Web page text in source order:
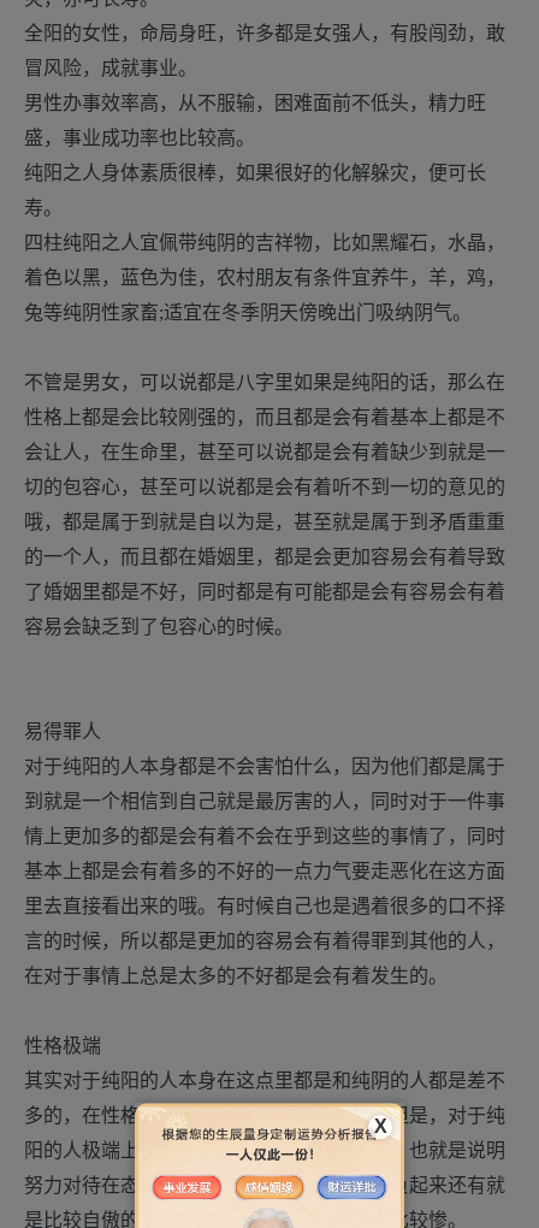
全阳的女性，命局身旺，许多都是女强人，有股闯劲，敢
冒风险，成就事业。
男性办事效率高，从不服输，困难面前不低头，精力旺
盛，事业成功率也比较高。
纯阳之人身体素质很棒，如果很好的化解躲灾，便可长
寿。
四柱纯阳之人宜佩带纯阴的吉祥物，比如黑耀石，水晶，
着色以黑，蓝色为佳，农村朋友有条件宜养牛，羊，鸡，
兔等纯阴性家畜;适宜在冬季阴天傍晚出门吸纳阴气。
不管是男女，可以说都是八字里如果是纯阳的话，那么在
性格上都是会比较刚强的，而且都是会有着基本上都是不
会让人，在生命里，甚至可以说都是会有着缺少到就是一
切的包容心，甚至可以说都是会有着听不到一切的意见的
哦，都是属于到就是自以为是，甚至就是属于到矛盾重重
的一个人，而且都在婚姻里，都是会更加容易会有着导致
了婚姻里都是不好，同时都是有可能都是会有容易会有着
容易会缺乏到了包容心的时候。
易得罪人
对于纯阳的人本身都是不会害怕什么，因为他们都是属于
到就是一个相信到自己就是最厉害的人，同时对于一件事
情上更加多的都是会有着不会在乎到这些的事情了，同时
基本上都是会有着多的不好的一点力气要走恶化在这方面
里去直接看出来的哦。有时候自己也是遇着很多的口不择
言的时候，所以都是更加的容易会有着得罪到其他的人，
在对于事情上总是太多的不好都是会有着发生的。
性格极端
其实对于纯阳的人本身在这点里都是和纯阴的人都是差不
多的，在性格上更加的有着很极端的时候，但是，对于纯
阳的人极端上就是属于自我的一种为主的哦，也就是说明
努力对待在态度里的话更加多的都是有着自负起来还有就
是比较自傲的哦，而且同时都是会有着摔到比较惨。
X